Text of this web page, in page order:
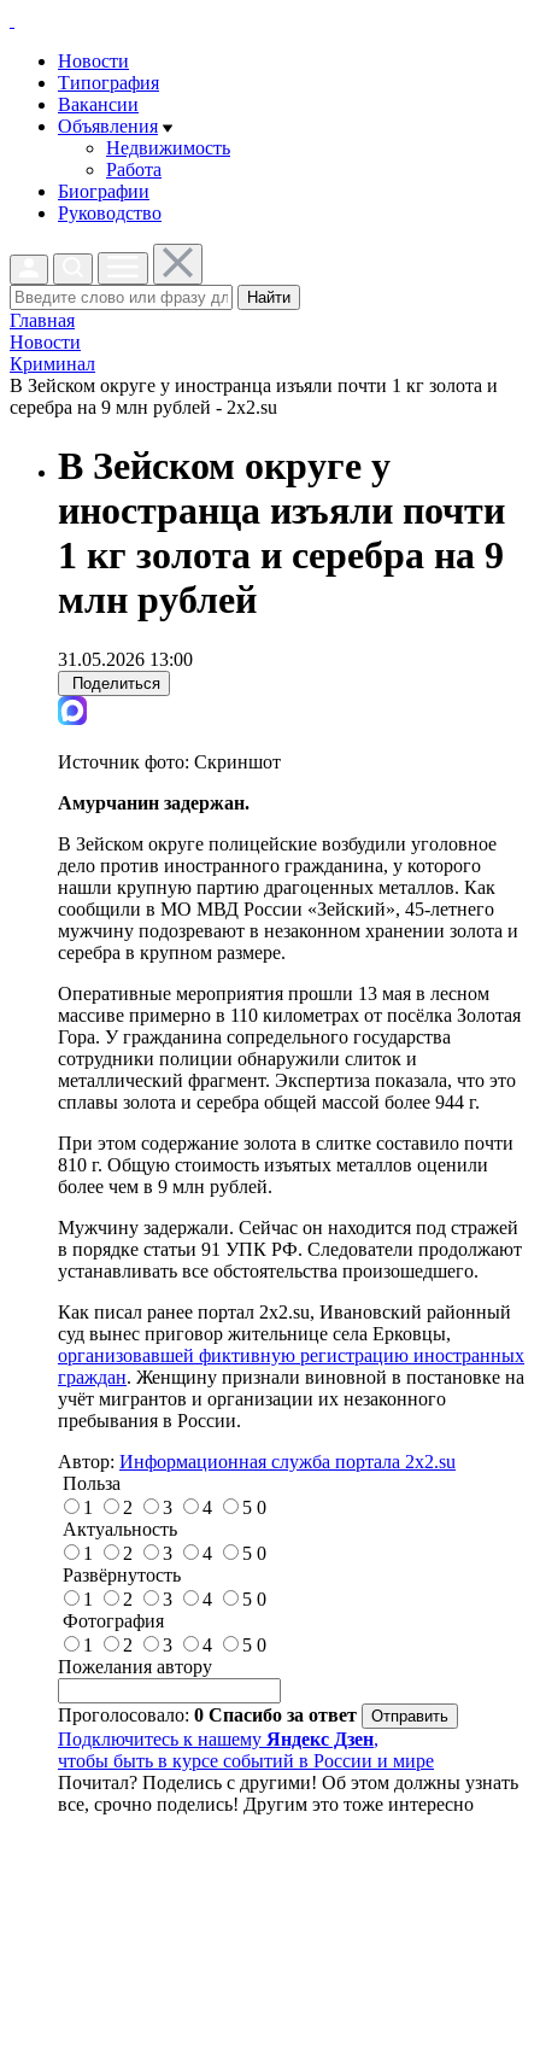
Новости
Типография
Вакансии
Объявления
Недвижимость
Работа
Биографии
Руководство
Найти
Главная
Новости
Криминал
В Зейском округе у иностранца изъяли почти 1 кг золота и
серебра на 9 млн рублей - 2x2.su
В Зейском округе у
иностранца изъяли почти
1 кг золота и серебра на 9
млн рублей
31.05.2026 13:00
Поделиться
Источник фото: Скриншот
Амурчанин задержан.
В Зейском округе полицейские возбудили уголовное
дело против иностранного гражданина, у которого
нашли крупную партию драгоценных металлов. Как
сообщили в МО МВД России «Зейский», 45-летнего
мужчину подозревают в незаконном хранении золота и
серебра в крупном размере.
Оперативные мероприятия прошли 13 мая в лесном
массиве примерно в 110 километрах от посёлка Золотая
Гора. У гражданина сопредельного государства
сотрудники полиции обнаружили слиток и
металлический фрагмент. Экспертиза показала, что это
сплавы золота и серебра общей массой более 944 г.
При этом содержание золота в слитке составило почти
810 г. Общую стоимость изъятых металлов оценили
более чем в 9 млн рублей.
Мужчину задержали. Сейчас он находится под стражей
в порядке статьи 91 УПК РФ. Следователи продолжают
устанавливать все обстоятельства произошедшего.
Как писал ранее портал 2х2.su, Ивановский районный
суд вынес приговор жительнице села Ерковцы,
организовавшей фиктивную регистрацию иностранных
граждан. Женщину признали виновной в постановке на
учёт мигрантов и организации их незаконного
пребывания в России.
Автор: Информационная служба портала 2x2.su
Польза
1
2 3 4 5 0
Актуальность
1
2 3 4 5 0
Развёрнутость
1
2 3 4 5 0
Фотография
1
2 3 4 5 0
Пожелания автору
Проголосовало: 0 Спасибо за ответ
Подключитесь к нашему Яндекс Дзен,
чтобы быть в курсе событий в России и мире
Почитал? Поделись с другими! Об этом должны узнать
все, срочно поделись! Другим это тоже интересно